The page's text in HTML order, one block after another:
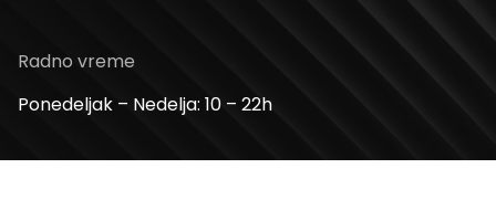
Radno vreme
Ponedeljak – Nedelja: 10 – 22h